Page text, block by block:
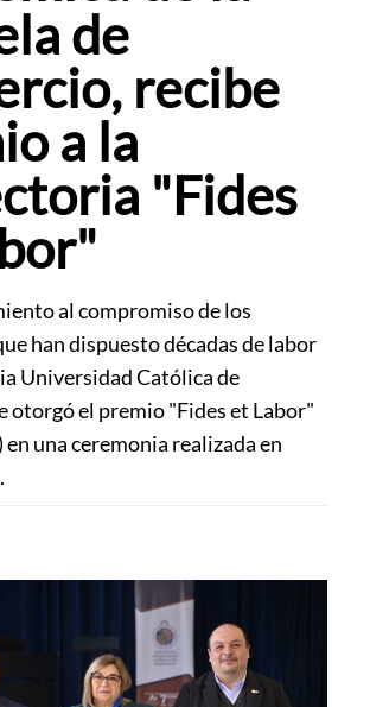
de
recibe
a la
"Fides
al compromiso de los
han dispuesto décadas de labor
Universidad Católica de
otorgó el premio "Fides et Labor"
en una ceremonia realizada en